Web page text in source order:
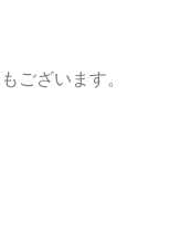
ございます。